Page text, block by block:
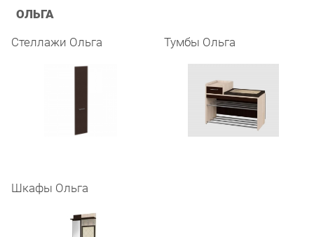
ОЛЬГА
Стеллажи Ольга Тумбы Ольга